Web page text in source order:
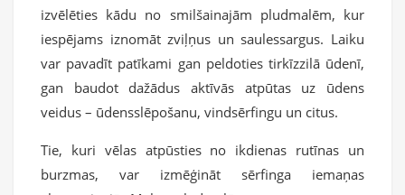
izvēlēties kādu no smilšainajām pludmalēm, kur
iespējams iznomāt zviļņus un saulessargus. Laiku
var pavadīt patīkami gan peldoties tirkīzzilā ūdenī,
gan baudot dažādus aktīvās atpūtas uz ūdens
veidus – ūdensslēpošanu, vindsērfingu un citus.
Tie, kuri vēlas atpūsties no ikdienas rutīnas un
burzmas, var izmēģināt sērfinga iemaņas